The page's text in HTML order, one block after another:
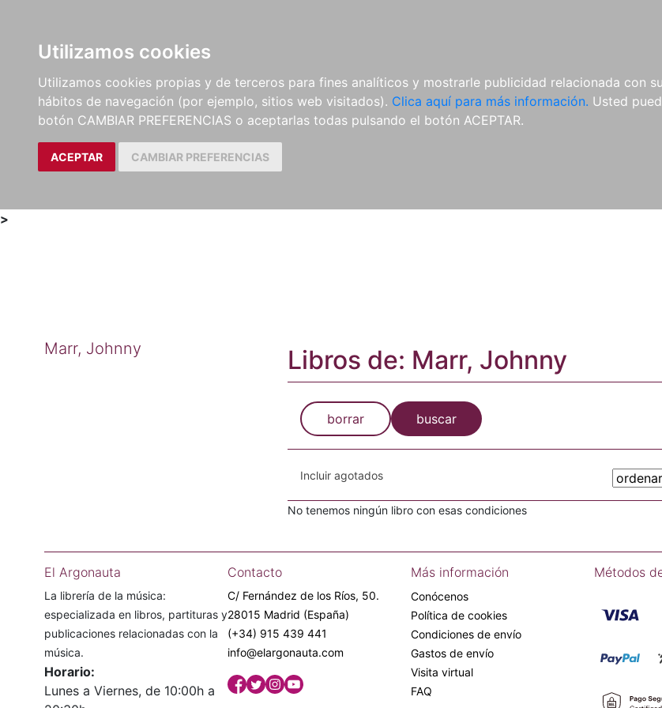
Utilizamos cookies
Utilizamos cookies propias y de terceros para fines analíticos y mostrarle publicidad relacionada con
hábitos de navegación (por ejemplo, sitios web visitados). Clica aquí para más información. Usted
botón CAMBIAR PREFERENCIAS o aceptarlas todas pulsando el botón ACEPTAR.
ACEPTAR CAMBIAR PREFERENCIAS
LIBROS
MÉTODOS Y
EJERCICIOS
PARTITURAS Y EDICIONES
CRÍTICAS
REVISTAS
CDS Y
DVDS
MATERIAL
COMPLEMENTARIO
>
Marr, Johnny Libros de: Marr, Johnny
borrar buscar
Incluir agotados
No tenemos ningún libro con esas condiciones
El Argonauta
La librería de la música:
especializada en libros, partituras y
publicaciones relacionadas con la
música.
Horario:
Lunes a Viernes, de 10:00h a
Contacto
C/ Fernández de los Ríos, 50.
28015 Madrid (España)
(+34) 915 439 441
info@elargonauta.com
Más información
Conócenos
Política de cookies
Condiciones de envío
Gastos de envío
Visita virtual
FAQ
Métodos